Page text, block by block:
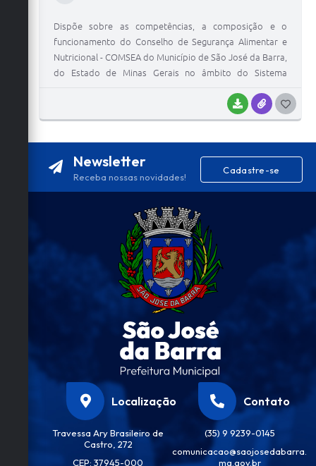
BAIXARANEXOS
E
Dispõe sobre as competências, a composição e o
funcionamento do Conselho de Segurança Alimentar e
Nutricional - COMSEA do Município de São José da Barra,
do Estado de Minas Gerais no âmbito do Sistema
Newsletter
Receba nossas novidades!
Cadastre-se
Localização
Travessa Ary Brasileiro de
Castro, 272
CEP: 37945-000
Contato
(35) 9 9239-0145
comunicacao@saojosedabarra.
mg.gov.br